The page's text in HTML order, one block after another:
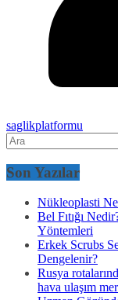
saglikplatformu
Son Yazılar
Nükleoplasti
Bel Fıtığı
Yöntemleri
Erkek Scrubs
Dengelenir?
Rusya
hava ulaşım